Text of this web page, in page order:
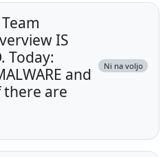
IS
Today:
and
there are
Ni na voljo